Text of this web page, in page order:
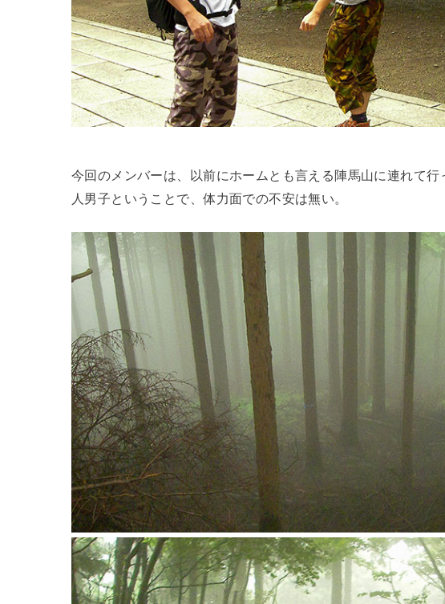
今回のメンバーは、以前にホームとも言える陣馬山に連れて
人男子ということで、体力面での不安は無い。